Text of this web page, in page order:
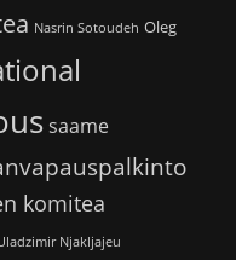
Nasrin Sotoudeh Oleg
saame
komitea
Njakljajeu